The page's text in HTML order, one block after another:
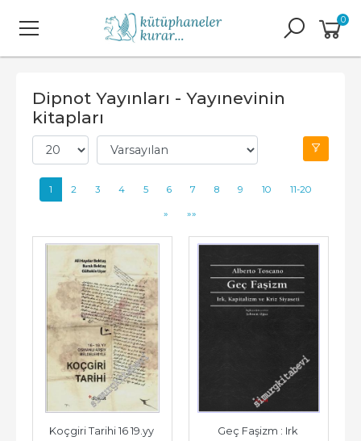
0
Dipnot Yayınları - Yayınevinin
kitapları
1 2 3 4 5 6 7 8 9 10 11-20
» »»
Koçgiri Tarihi 16 19.yy
Geç Faşizm : Irk